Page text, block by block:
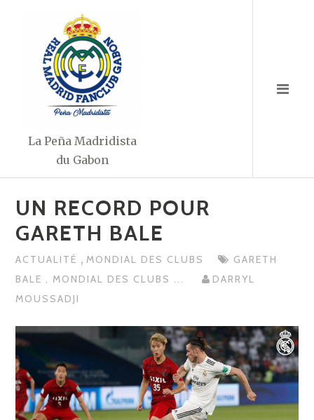
La Peña Madridista
du Gabon
UN RECORD POUR
GARETH BALE
ACTUALITÉ , MONDIAL DES CLUBS
GARETH
BALE , MONDIAL DES CLUBS ...
DARRYL
MOUSSADJI